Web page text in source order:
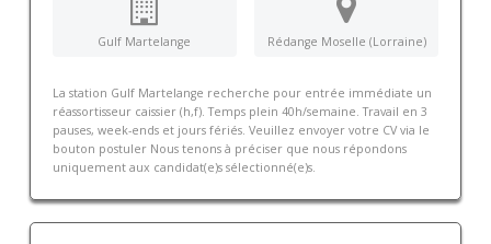
Gulf Martelange Rédange Moselle (Lorraine)
La station Gulf Martelange recherche pour entrée immédiate un
réassortisseur caissier (h,f). Temps plein 40h/semaine. Travail en 3
pauses, week-ends et jours fériés. Veuillez envoyer votre CV via le
bouton postuler Nous tenons à préciser que nous répondons
uniquement aux candidat(e)s sélectionné(e)s.